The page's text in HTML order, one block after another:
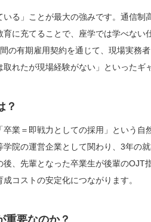
る」ことが最大の強みです。通信制
に充てることで、座学では学べない
の有期雇用契約を通じて、現場実務
れたが現場経験がない」といったギ
？
業＝即戦力としての採用」という
院の運営企業として関わり、3年の
、先輩となった卒業生が後輩の
コストの安定化につながります。
重要なのか？